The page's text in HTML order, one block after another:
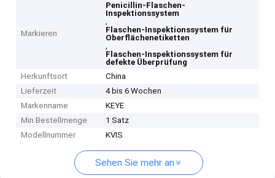
Markieren
Penicillin-Flaschen-
Inspektionssystem
,
Flaschen-Inspektionssystem für
Oberflächenetiketten
,
Flaschen-Inspektionssystem für
defekte Überprüfung
Herkunftsort
China
Lieferzeit
4 bis 6 Wochen
Markenname
KEYE
Min Bestellmenge
1 Satz
Modellnummer
KVIS
Sehen Sie mehr an